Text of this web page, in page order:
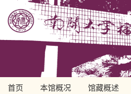
首页 本馆概况 馆藏概述